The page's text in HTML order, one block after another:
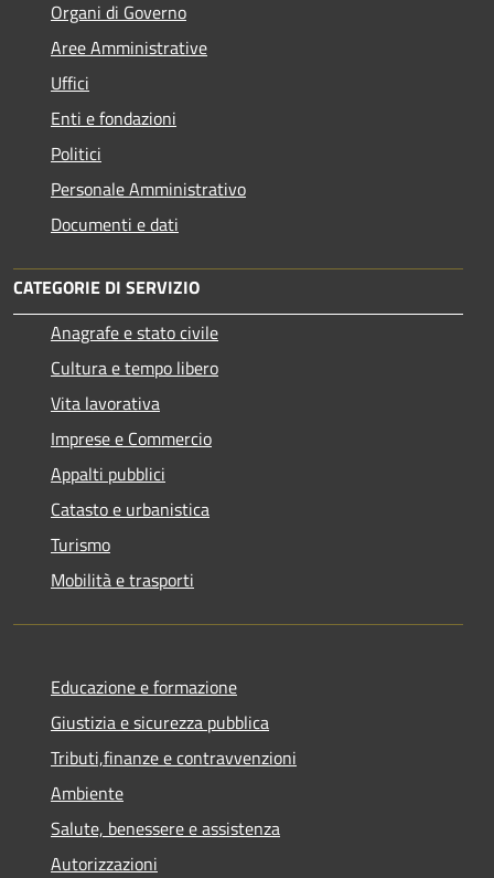
Organi di Governo
Aree Amministrative
Uffici
Enti e fondazioni
Politici
Personale Amministrativo
Documenti e dati
CATEGORIE DI SERVIZIO
Anagrafe e stato civile
Cultura e tempo libero
Vita lavorativa
Imprese e Commercio
Appalti pubblici
Catasto e urbanistica
Turismo
Mobilità e trasporti
Educazione e formazione
Giustizia e sicurezza pubblica
Tributi,finanze e contravvenzioni
Ambiente
Salute, benessere e assistenza
Autorizzazioni